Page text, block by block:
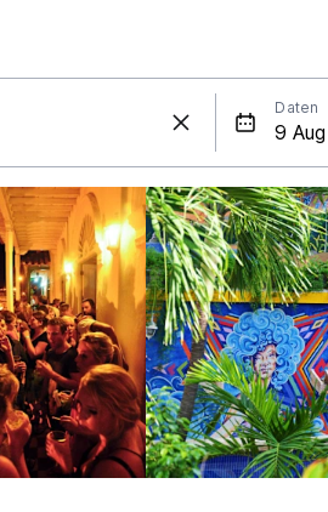
Daten